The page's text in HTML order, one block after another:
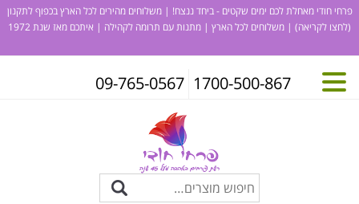
פרחי חודי מאחלת לכם ימים שקטים - ביחד ננצח! | משלוחים מהירים לכל הארץ בכפוף לתקנון
(לחצו לקריאה) | משלוחים לכל הארץ | מתנות עם תרומה לקהילה | איתכם מאז שנת 1972
1700-500-867
09-765-0567